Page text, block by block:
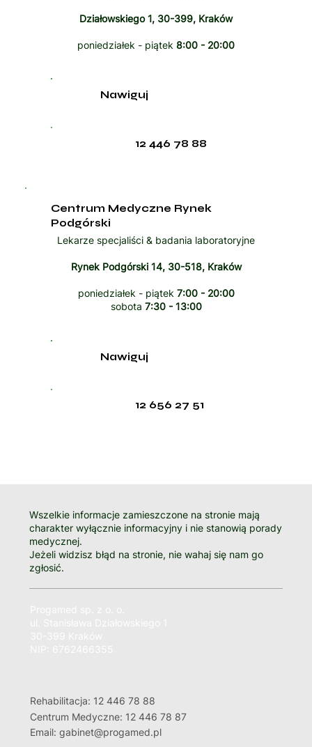
Działowskiego 1, 30-399, Kraków
poniedziałek - piątek 8:00 - 20:00
12 446 78 88
Nawiguj
Centrum Medyczne Rynek
Podgórski
Lekarze specjaliści & badania laboratoryjne
Rynek Podgórski 14, 30-518, Kraków
poniedziałek - piątek 7:00 - 20:00
sobota 7:30 - 13:00
12 656 27 51
Nawiguj
Wszelkie informacje zamieszczone na stronie mają
charakter wyłącznie informacyjny i nie stanowią porady
medycznej.
Jeżeli widzisz błąd na stronie, nie wahaj się nam go
zgłosić.
Rehabilitacja: 12 446 78 88
Centrum Medyczne: 12 446 78 87
Email: gabinet@progamed.pl